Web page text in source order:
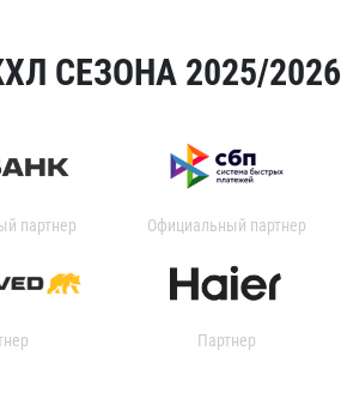
СЕЗОНА 2025/2026
партнер Официальный партнер
Партнер